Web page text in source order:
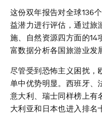
这份双年报告对全球136
益潜力进行评估，通过旅
施、自然资源四方面的14
富数据分析各国旅游业发
尽管受到恐怖主义困扰，
单中优势明显。西班牙、
意大利、瑞士同样榜上有
大利亚和日本也进入排名